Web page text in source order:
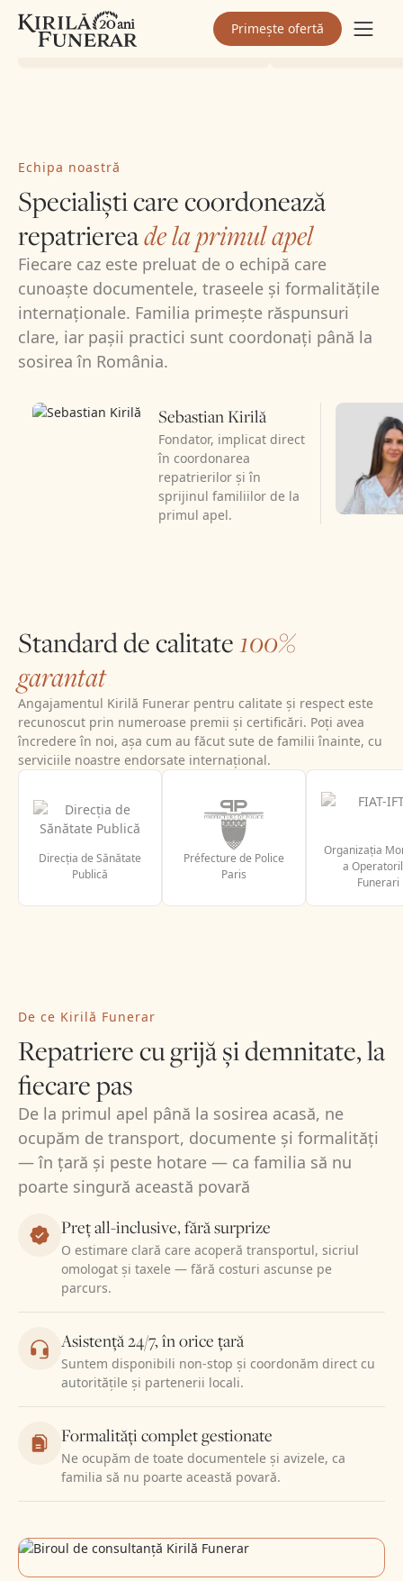
Primește ofertă
Ioan Marian Fârdea
Client Kirilă Funerar
Mina Popa
Client
Echipa noastră
Specialiști care coordonează
repatriereade la primul apel
Fiecare caz este preluat de o echipă care
cunoaște documentele, traseele și formalitățile
internaționale. Familia primește răspunsuri
clare, iar pașii practici sunt coordonați până la
sosirea în România.
Sebastian Kirilă
Fondator, implicat direct
în coordonarea
repatrierilor și în
sprijinul familiilor de la
primul apel.
Standard de calitate100%
garantat
Angajamentul Kirilă Funerar pentru calitate și respect este
recunoscut prin numeroase premii și certificări. Poți avea
încredere în noi, așa cum au făcut sute de familii înainte, cu
serviciile noastre endorsate internațional.
Direcția de Sănătate
Publică
Préfecture de Police
Paris
Organizația
a
Funerari
De ce Kirilă Funerar
Repatriere cu grijă și demnitate, la
fiecare pas
De la primul apel până la sosirea acasă, ne
ocupăm de transport, documente și formalități
— în țară și peste hotare — ca familia să nu
poarte singură această povară
Preț all-inclusive, fără surprize
O estimare clară care acoperă transportul, sicriul
omologat și taxele — fără costuri ascunse pe
parcurs.
Asistență 24/7, în orice țară
Suntem disponibili non-stop și coordonăm direct cu
autoritățile și partenerii locali.
Formalități complet gestionate
Ne ocupăm de toate documentele și avizele, ca
familia să nu poarte această povară.